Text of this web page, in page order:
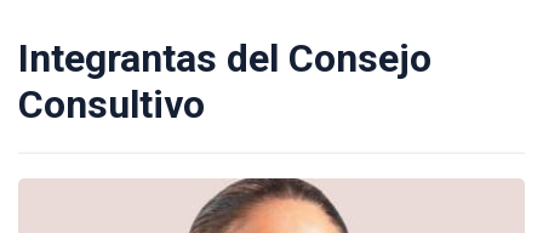
Integrantas del Consejo
Consultivo